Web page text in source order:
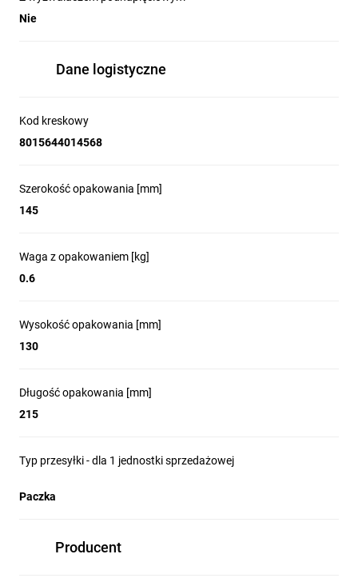
Nie
Dane logistyczne
Kod kreskowy
8015644014568
Szerokość opakowania [mm]
145
Waga z opakowaniem [kg]
0.6
Wysokość opakowania [mm]
130
Długość opakowania [mm]
215
Typ przesyłki - dla 1 jednostki sprzedażowej
Paczka
Producent